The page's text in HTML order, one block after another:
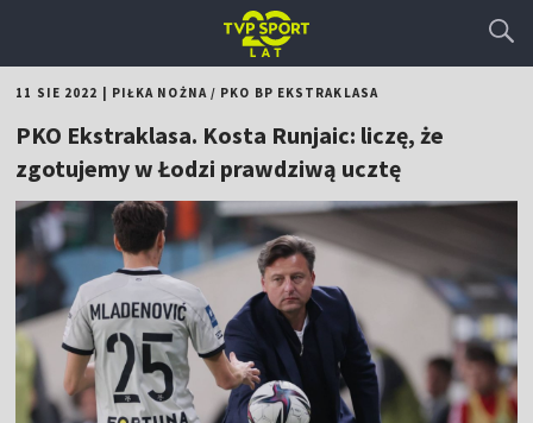
11 SIE 2022 PIŁKA NOŻNA/ PKO BP EKSTRAKLASA
PKO Ekstraklasa. Kosta Runjaic: liczę, że
zgotujemy w Łodzi prawdziwą ucztę